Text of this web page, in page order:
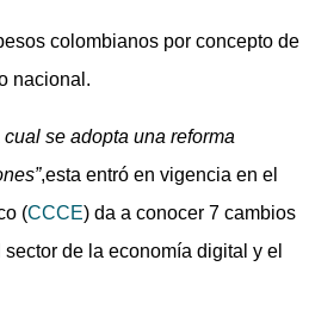
colombianos por concepto de
nacional.
se adopta una reforma
,esta entró en vigencia en el
(CCCE) da a conocer 7 cambios
de la economía digital y el